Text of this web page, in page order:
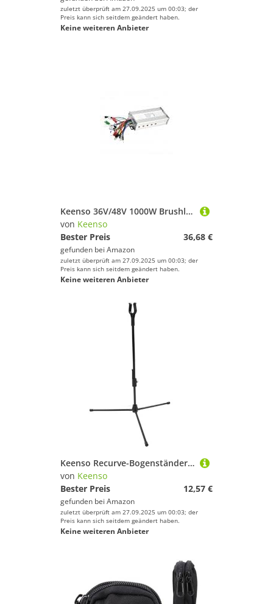
zuletzt überprüft am 27.09.2025 um 00:03; der
Preis kann sich seitdem geändert haben.
Keine weiteren Anbieter
Keenso 36V/48V 1000W Brushless Motor Sinus Controller für Elektrofahrrad Scooter
von Keenso
Bester Preis
36,68 €
gefunden bei Amazon
zuletzt überprüft am 27.09.2025 um 00:03; der
Preis kann sich seitdem geändert haben.
Keine weiteren Anbieter
Keenso Recurve-Bogenständer, Verstellbarer Glasfaserstab, Bogenschießen, Bogenhalter, Ultraleichter, Tragbarer Bogenständer für die Jagd Im Freien (Schwarz) Zubehör für Bogenschießen
von Keenso
Bester Preis
12,57 €
gefunden bei Amazon
zuletzt überprüft am 27.09.2025 um 00:03; der
Preis kann sich seitdem geändert haben.
Keine weiteren Anbieter